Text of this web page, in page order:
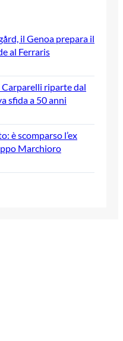
il Genoa prepara il
al Ferraris
Carparelli riparte dal
sfida a 50 anni
è scomparso l’ex
Marchioro